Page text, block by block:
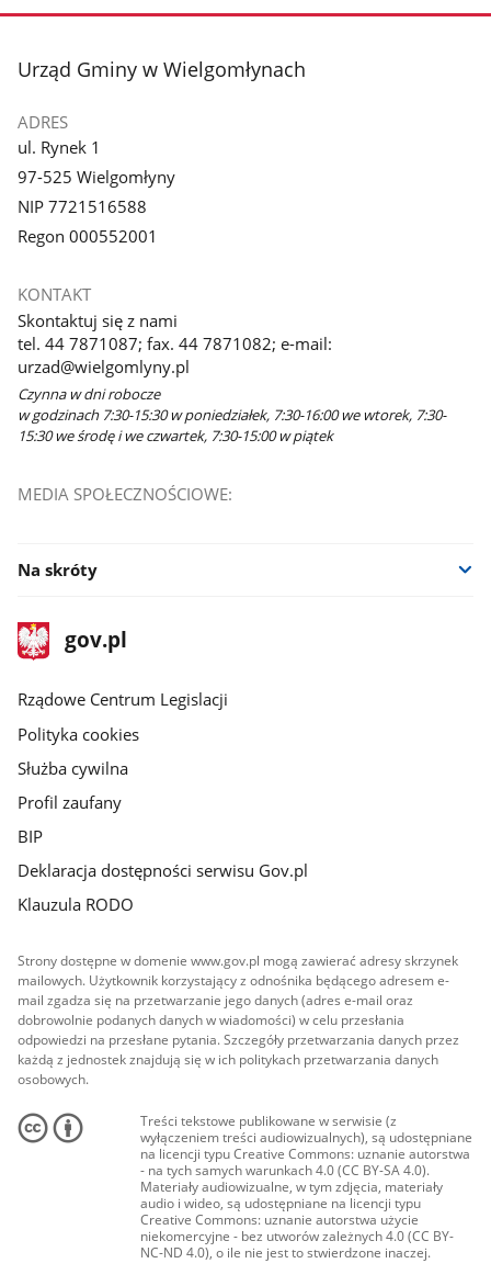
galerii.
galerii.
stopka
Urząd Gminy w Wielgomłynach
ADRES
ul. Rynek 1
97-525 Wielgomłyny
NIP 7721516588
Regon 000552001
KONTAKT
Skontaktuj się z nami
tel. 44 7871087; fax. 44 7871082; e-mail:
urzad@wielgomlyny.pl
Czynna w dni robocze
w godzinach 7:30-15:30 w poniedziałek, 7:30-16:00 we wtorek, 7:30-
15:30 we środę i we czwartek, 7:30-15:00 w piątek
MEDIA SPOŁECZNOŚCIOWE:
Na skróty
stopka
gov.plStrona
gov.pl
Rządowe Centrum Legislacji
Polityka cookies
Służba cywilna
Profil zaufany
BIP
Deklaracja dostępności serwisu Gov.pl
Klauzula RODO
Strony dostępne w domenie www.gov.pl mogą zawierać adresy skrzynek
mailowych. Użytkownik korzystający z odnośnika będącego adresem e-
mail zgadza się na przetwarzanie jego danych (adres e-mail oraz
dobrowolnie podanych danych w wiadomości) w celu przesłania
odpowiedzi na przesłane pytania. Szczegóły przetwarzania danych przez
każdą z jednostek znajdują się w ich politykach przetwarzania danych
osobowych.
Treści tekstowe publikowane w serwisie (z
wyłączeniem treści audiowizualnych), są udostępniane
na licencji typu Creative Commons: uznanie autorstwa
- na tych samych warunkach 4.0 (CC BY-SA 4.0).
Materiały audiowizualne, w tym zdjęcia, materiały
audio i wideo, są udostępniane na licencji typu
Creative Commons: uznanie autorstwa użycie
niekomercyjne - bez utworów zależnych 4.0 (CC BY-
NC-ND 4.0), o ile nie jest to stwierdzone inaczej.